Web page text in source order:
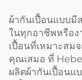
ผ้ากันเปื้อนแบบ
ในทุกอาชีพหรือง
เปื้อนที่เหมาะสม
คุณเสมอ ที่
ผลิตผ้ากันเปื้อน